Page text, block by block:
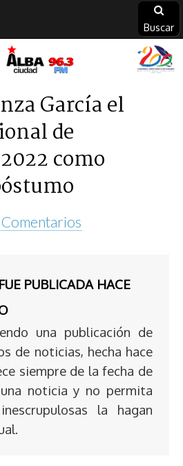
Buscar
García el
de
como
PUBLICADA HACE
una publicación de
de noticias, hecha hace
siempre de la fecha de
noticia y no permita
la hagan